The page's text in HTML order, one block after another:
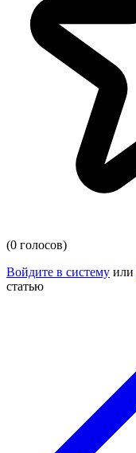
(0 голосов)
Войдите в систему или
статью